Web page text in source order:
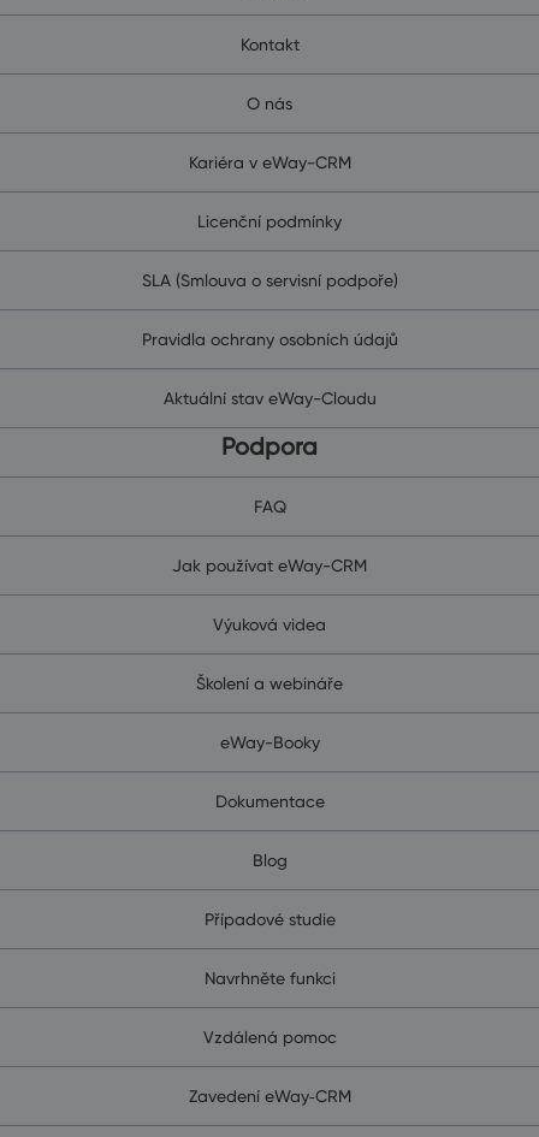
Kontakt
O nás
Kariéra v eWay-CRM
Licenční podmínky
SLA (Smlouva o servisní podpoře)
Pravidla ochrany osobních údajů
Aktuální stav eWay-Cloudu
Podpora
FAQ
Jak používat eWay-CRM
Výuková videa
Školení a webináře
eWay-Booky
Dokumentace
Blog
Případové studie
Navrhněte funkci
Vzdálená pomoc
Zavedení eWay‑CRM